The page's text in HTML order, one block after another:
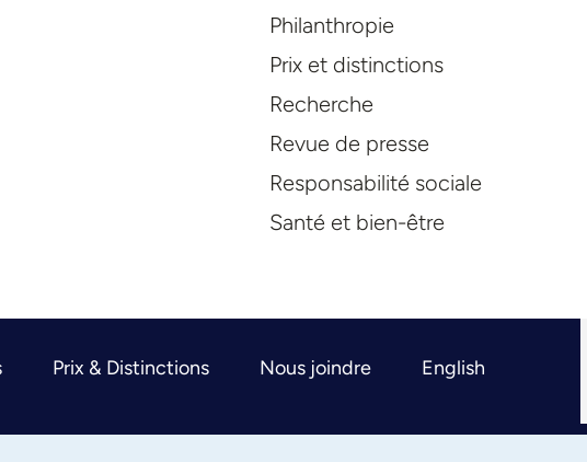
Philanthropie
Prix et distinctions
Recherche
Revue de presse
Responsabilité sociale
Santé et bien-être
Prix & Distinctions Nous joindre English